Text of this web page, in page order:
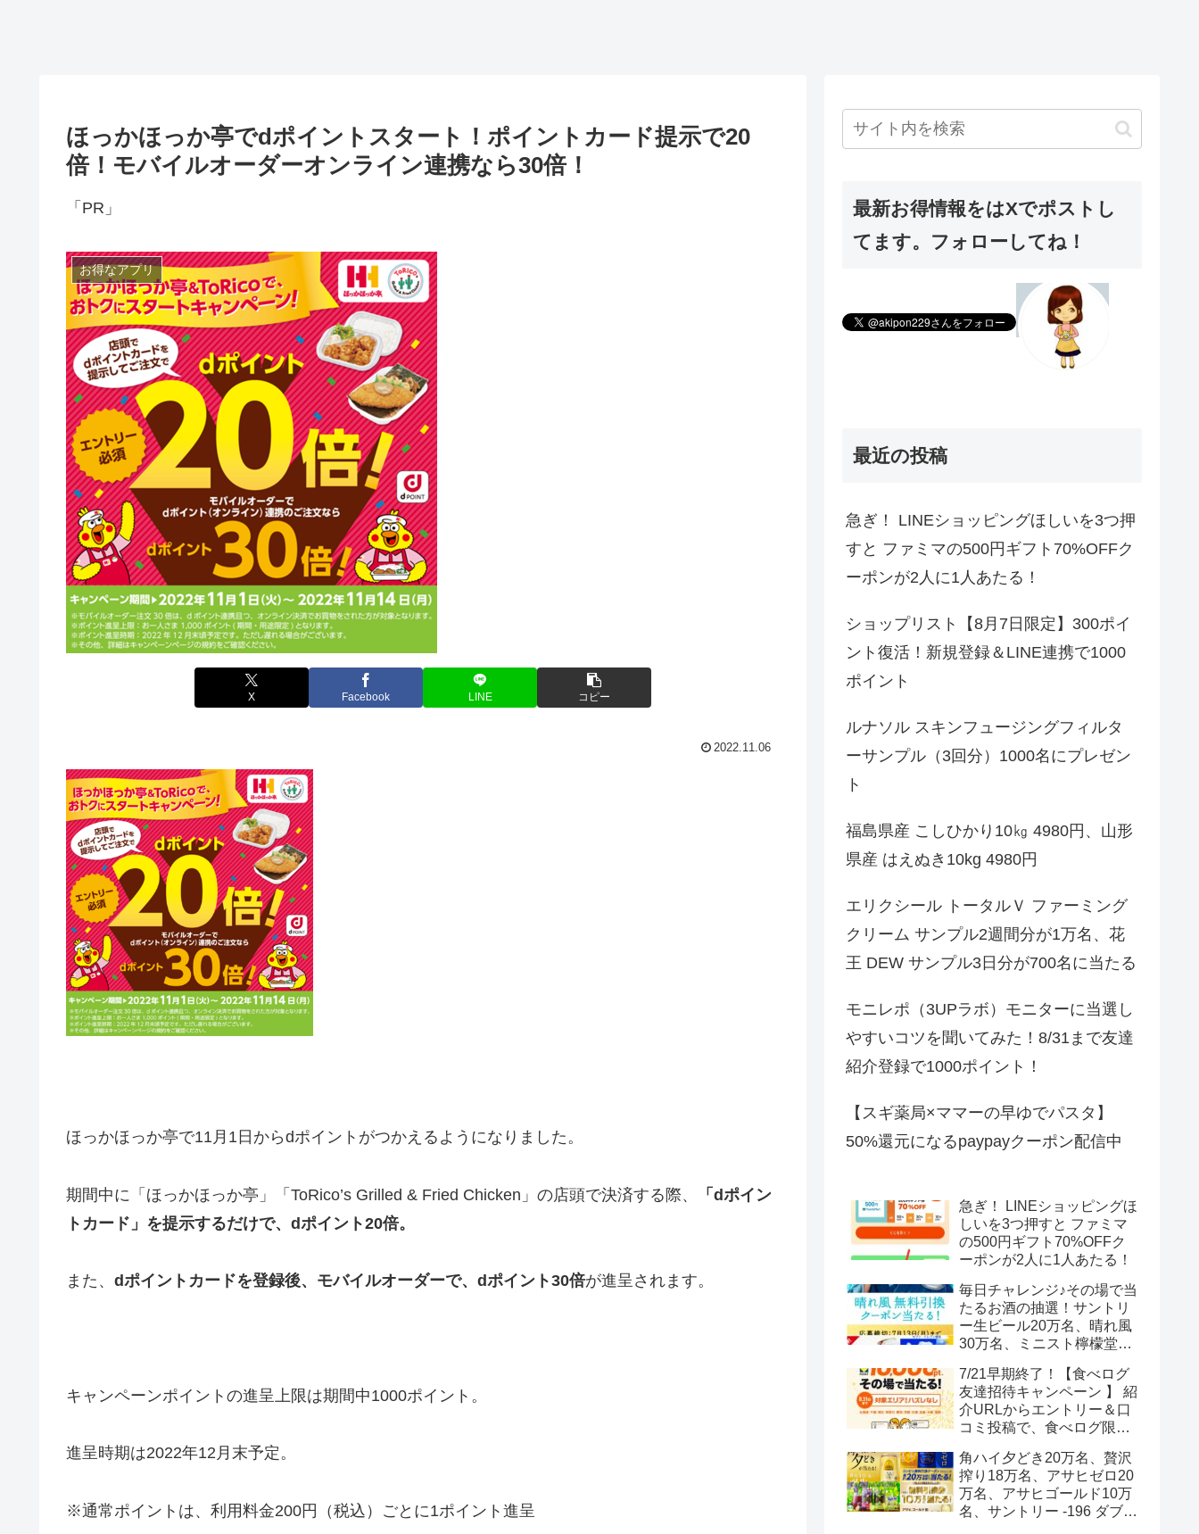
ほっかほっか亭でdポイントスタート！ポイントカード提示で20
倍！モバイルオーダーオンライン連携なら30倍！
「PR」
お得なアプリ
X Facebook LINE コピー
2022.11.06
ほっかほっか亭で11月1日からdポイントがつかえるようになりました。
期間中に「ほっかほっか亭」「ToRico’s Grilled & Fried Chicken」の店頭で決済する際、
「dポイン
トカード」を提示するだけで、dポイント20倍。
また、 dポイントカードを登録後、モバイルオーダーで、dポイント30倍が進呈されます。
キャンペーンポイントの進呈上限は期間中1000ポイント。
進呈時期は2022年12月末予定。
※通常ポイントは、利用料金200円（税込）ごとに1ポイント進呈
最新お得情報をはXでポストし
てます。フォローしてね！
最近の投稿
急ぎ！ LINEショッピングほしいを3つ押
すと ファミマの500円ギフト70%OFFク
ーポンが2人に1人あたる！
ショップリスト【8月7日限定】300ポイ
ント復活！新規登録＆LINE連携で1000
ポイント
ルナソル スキンフュージングフィルタ
ーサンプル（3回分）1000名にプレゼン
ト
福島県産 こしひかり10㎏ 4980円、山形
県産 はえぬき10kg 4980円
エリクシール トータルＶ ファーミング
クリーム サンプル2週間分が1万名、花
王 DEW サンプル3日分が700名に当たる
モニレポ（3UPラボ）モニターに当選し
やすいコツを聞いてみた！8/31まで友達
紹介登録で1000ポイント！
【スギ薬局×ママーの早ゆでパスタ】
50%還元になるpaypayクーポン配信中
急ぎ！ LINEショッピングほ
しいを3つ押すと ファミマ
の500円ギフト70%OFFク
ーポンが2人に1人あたる！
毎日チャレンジ♪その場で当
たるお酒の抽選！サントリ
ー生ビール20万名、晴れ風
30万名、ミニスト檸檬堂2
ボール12.3万名
7/21早期終了！【食べログ
友達招待キャンペーン 】 紹
介URLからエントリー＆口
コミ投稿で、食べログ限定
トがもらえる
角ハイ夕どき20万名、贅沢
搾り18万名、アサヒゼロ20
万名、アサヒゴールド10万
名、サントリー -196 ダブル